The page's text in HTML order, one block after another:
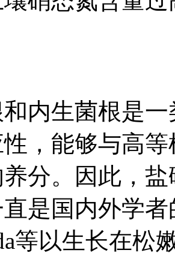
内生菌根是
，能够与高
分。因此，
是国内外学
等以生长在松